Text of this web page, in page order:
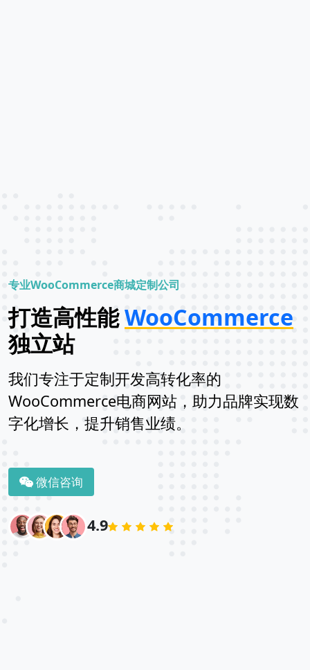
专业WooCommerce商城定制公司
打造高性能WooCommerce
独立站
我们专注于定制开发高转化率的
WooCommerce电商网站，助力品牌实现数
字化增长，提升销售业绩。
微信咨询
4.9